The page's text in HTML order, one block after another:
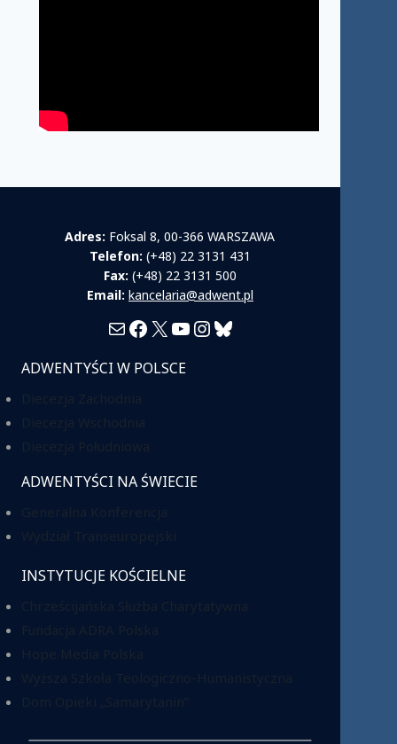
Adres: Foksal 8, 00-366 WARSZAWA
Telefon: (+48) 22 3131 431
Fax: (+48) 22 3131 500
Email: kancelaria@adwent.pl
MailFacebook
X YouTube
Instagram
Bluesky
ADWENTYŚCI W POLSCE
ADWENTYŚCI NA ŚWIECIE
INSTYTUCJE KOŚCIELNE